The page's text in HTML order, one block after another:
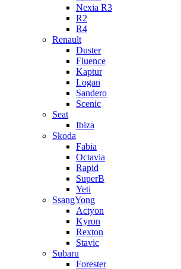
Nexia R3
R2
R4
Renault
Duster
Fluence
Kaptur
Logan
Sandero
Scenic
Seat
Ibiza
Skoda
Fabia
Octavia
Rapid
SuperB
Yeti
SsangYong
Actyon
Kyron
Rexton
Stavic
Subaru
Forester